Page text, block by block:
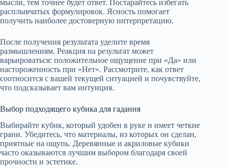
мысли, тем точнее будет ответ. Постарайтесь избегать
расплывчатых формулировок. Ясность помогает
получить наиболее достоверную интерпретацию.
После получения результата уделите время
размышлениям. Реакция на результат может
варьироваться: положительное ощущение при «Да» или
настороженность при «Нет». Рассмотрите, как ответ
соотносится с вашей текущей ситуацией и почувствуйте,
что подсказывает вам интуиция.
Выбор подходящего кубика для гадания
Выбирайте кубик, который удобен в руке и имеет четкие
грани. Убедитесь, что материалы, из которых он сделан,
приятные на ощупь. Деревянные и акриловые кубики
часто оказываются лучшим выбором благодаря своей
прочности и эстетике.